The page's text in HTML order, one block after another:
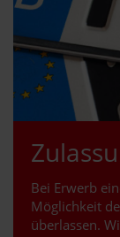
Bei Erwerb
Möglichkeit
überlassen.